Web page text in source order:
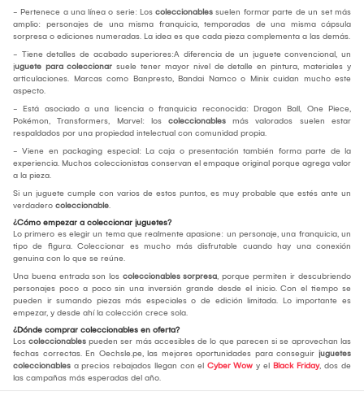
- Pertenece a una línea o serie: Los coleccionables suelen formar parte de un set más
amplio: personajes de una misma franquicia, temporadas de una misma cápsula
sorpresa o ediciones numeradas. La idea es que cada pieza complementa a las demás.
- Tiene detalles de acabado superiores:A diferencia de un juguete convencional, un
juguete para coleccionar suele tener mayor nivel de detalle en pintura, materiales y
articulaciones. Marcas como Banpresto, Bandai Namco o Minix cuidan mucho este
aspecto.
- Está asociado a una licencia o franquicia reconocida: Dragon Ball, One Piece,
Pokémon, Transformers, Marvel: los coleccionables más valorados suelen estar
respaldados por una propiedad intelectual con comunidad propia.
- Viene en packaging especial: La caja o presentación también forma parte de la
experiencia. Muchos coleccionistas conservan el empaque original porque agrega valor
a la pieza.
Si un juguete cumple con varios de estos puntos, es muy probable que estés ante un
verdadero coleccionable.
¿Cómo empezar a coleccionar juguetes?
Lo primero es elegir un tema que realmente apasione: un personaje, una franquicia, un
tipo de figura. Coleccionar es mucho más disfrutable cuando hay una conexión
genuina con lo que se reúne.
Una buena entrada son los coleccionables sorpresa, porque permiten ir descubriendo
personajes poco a poco sin una inversión grande desde el inicio. Con el tiempo se
pueden ir sumando piezas más especiales o de edición limitada. Lo importante es
empezar, y desde ahí la colección crece sola.
¿Dónde comprar coleccionables en oferta?
Los coleccionables pueden ser más accesibles de lo que parecen si se aprovechan las
fechas correctas. En Oechsle.pe, las mejores oportunidades para conseguir juguetes
coleccionables a precios rebajados llegan con el Cyber Wow y el Black Friday, dos de
las campañas más esperadas del año.